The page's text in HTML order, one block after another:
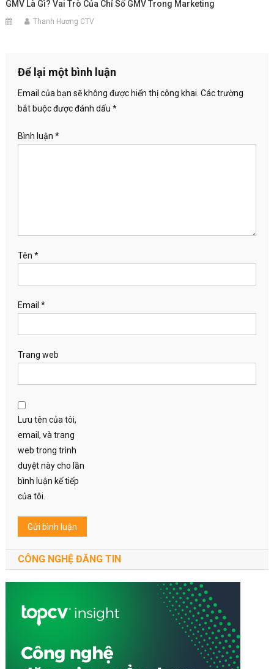
GMV Là Gì? Vai Trò Của Chỉ Số GMV Trong Marketing
Thanh Hương CTV
Để lại một bình luận
Email của bạn sẽ không được hiển thị công khai. Các trường
bắt buộc được đánh dấu *
Bình luận *
Tên *
Email *
Trang web
Lưu tên của tôi,
email, và trang
web trong trình
duyệt này cho lần
bình luận kế tiếp
của tôi.
CÔNG NGHỆ ĐĂNG TIN